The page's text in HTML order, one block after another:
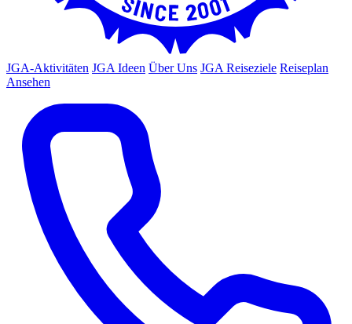
JGA-Aktivitäten JGA Ideen Über Uns JGA Reiseziele Reiseplan
Ansehen